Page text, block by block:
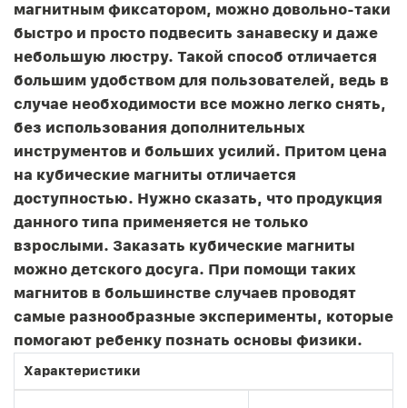
магнитным фиксатором, можно довольно-таки
быстро и просто подвесить занавеску и даже
небольшую люстру. Такой способ отличается
большим удобством для пользователей, ведь в
случае необходимости все можно легко снять,
без использования дополнительных
инструментов и больших усилий. Притом цена
на кубические магниты отличается
доступностью. Нужно сказать, что продукция
данного типа применяется не только
взрослыми. Заказать кубические магниты
можно детского досуга. При помощи таких
магнитов в большинстве случаев проводят
самые разнообразные эксперименты, которые
помогают ребенку познать основы физики.
Характеристики